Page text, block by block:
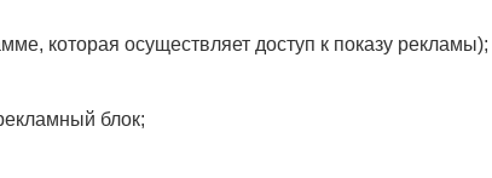
которая осуществляет доступ к показу рекламы);
блок;